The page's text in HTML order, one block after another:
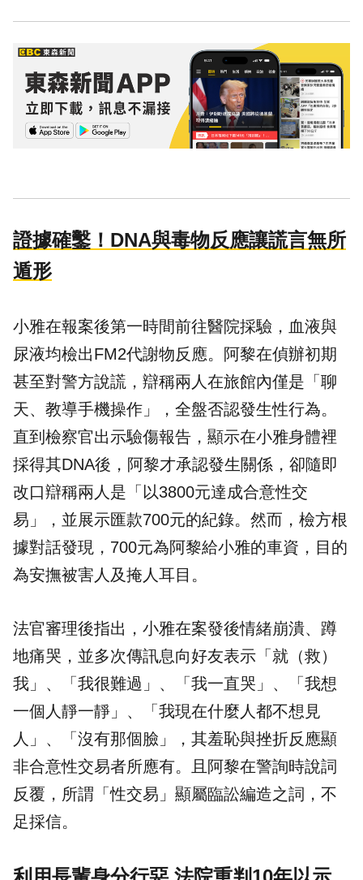
證據確鑿！DNA與毒物反應讓謊言無所
遁形
小雅在報案後第一時間前往醫院採驗，血液與
尿液均檢出FM2代謝物反應。阿黎在偵辦初期
甚至對警方說謊，辯稱兩人在旅館內僅是「聊
天、教導手機操作」，全盤否認發生性行為。
直到檢察官出示驗傷報告，顯示在小雅身體裡
採得其DNA後，阿黎才承認發生關係，卻隨即
改口辯稱兩人是「以3800元達成合意性交
易」，並展示匯款700元的紀錄。然而，檢方根
據對話發現，700元為阿黎給小雅的車資，目的
為安撫被害人及掩人耳目。
法官審理後指出，小雅在案發後情緒崩潰、蹲
地痛哭，並多次傳訊息向好友表示「就（救）
我」、「我很難過」、「我一直哭」、「我想
一個人靜一靜」、「我現在什麼人都不想見
人」、「沒有那個臉」，其羞恥與挫折反應顯
非合意性交易者所應有。且阿黎在警詢時說詞
反覆，所謂「性交易」顯屬臨訟編造之詞，不
足採信。